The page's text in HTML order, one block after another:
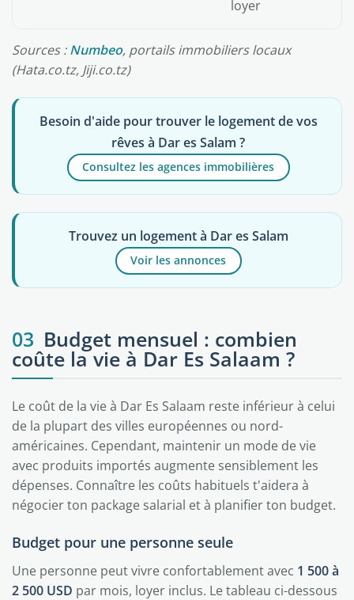
loyer
Sources :Numbeo, portails immobiliers locaux
(Hata.co.tz, Jiji.co.tz)
Besoin d'aide pour trouver le logement de vos
rêves à Dar es Salam ?
Consultez les agences immobilières
Trouvez un logement à Dar es Salam
Voir les annonces
03 Budget mensuel : combien
coûte la vie à Dar Es Salaam ?
Le coût de la vie à Dar Es Salaam reste inférieur à celui
de la plupart des villes européennes ou nord-
américaines. Cependant, maintenir un mode de vie
avec produits importés augmente sensiblement les
dépenses. Connaître les coûts habituels t'aidera à
négocier ton package salarial et à planifier ton budget.
Budget pour une personne seule
Une personne peut vivre confortablement avec 1 500 à
2 500 USD par mois, loyer inclus. Le tableau ci-dessous